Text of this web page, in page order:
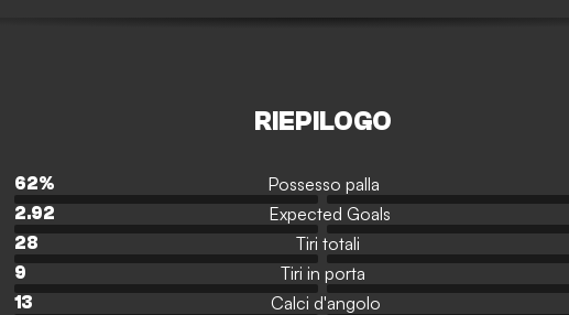
RIEPILOGO
62% Possesso palla
2.92 Expected Goals
28 Tiri totali
9 Tiri in porta
13 Calci d'angolo